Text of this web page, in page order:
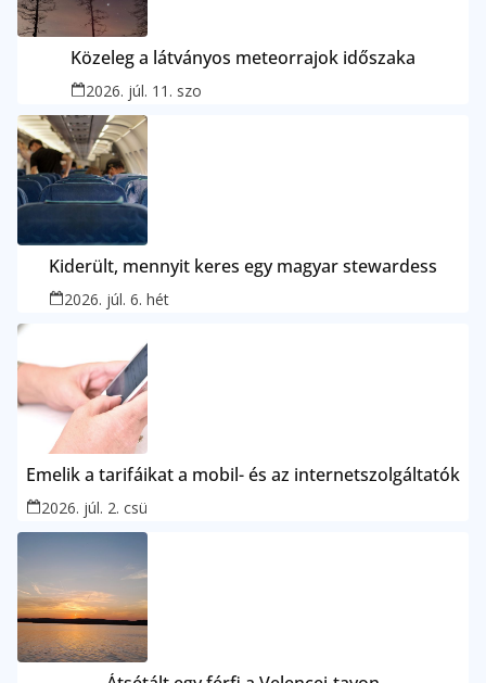
Közeleg a látványos meteorrajok időszaka
2026. júl. 11. szo
Kiderült, mennyit keres egy magyar stewardess
2026. júl. 6. hét
Emelik a tarifáikat a mobil- és az internetszolgáltatók
2026. júl. 2. csü